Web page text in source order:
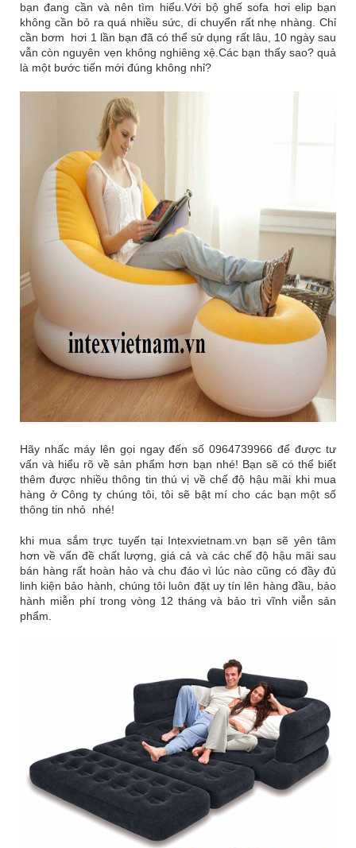
bạn đang cần và nên tìm hiểu. Vớibộ ghế sofa hơi elipbạn
không cần bỏ ra quá nhiều sức, di chuyển rất nhẹ nhàng. Chỉ
cần bơm hơi 1 lần bạn đã có thể sử dụng rất lâu, 10 ngày sau
vẫn còn nguyên vẹn không nghiêng xệ.Các bạn thấy sao? quả
là một bước tiến mới đúng không nhỉ?
Hãy nhấc máy lên gọi ngay đến số 0964739966 để được tư
vấn và hiểu rõ về sản phẩm hơn bạn nhé! Bạn sẽ có thể biết
thêm được nhiều thông tin thú vị về chế độ hậu mãi khi mua
hàng ở Công ty chúng tôi, tôi sẽ bật mí cho các bạn một số
thông tin nhỏ nhé!
khi mua sắm trực tuyến tại Intexvietnam.vn bạn sẽ yên tâm
hơn về vấn đề chất lượng, giá cả và các chế độ hậu mãi sau
bán hàng rất hoàn hảo và chu đáo vì lúc nào cũng có đầy đủ
linh kiện bảo hành, chúng tôi luôn đặt uy tín lên hàng đầu, bảo
hành miễn phí trong vòng 12 tháng và bảo trì vĩnh viễn sản
phẩm.